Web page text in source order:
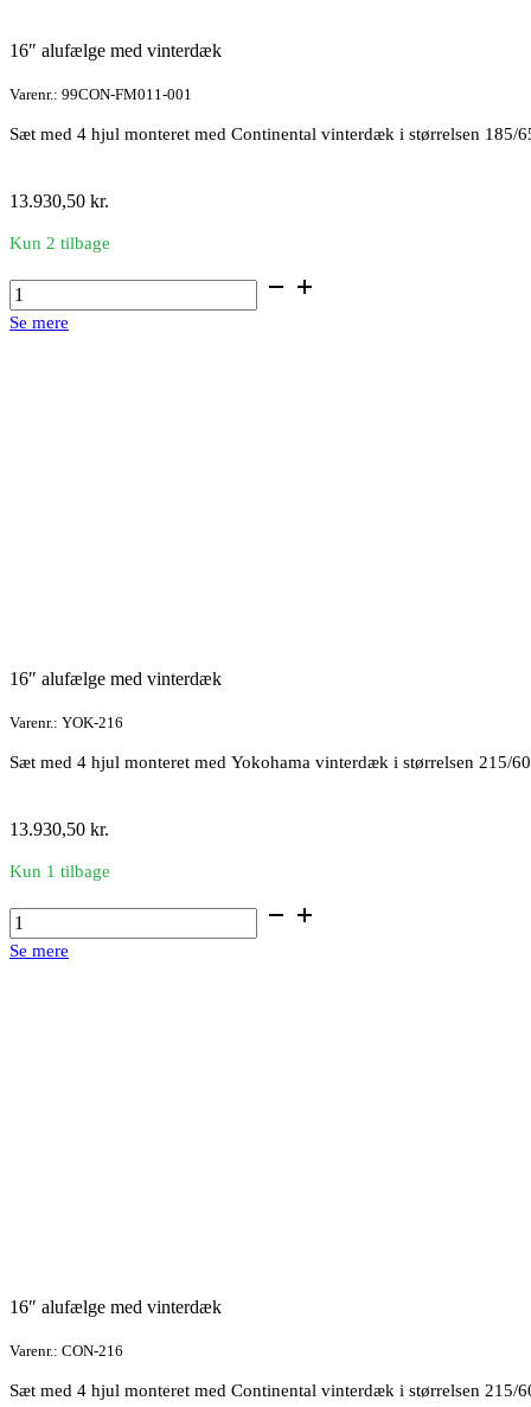
16″ alufælge med vinterdæk
Varenr.: 99CON-FM011-001
Sæt med 4 hjul monteret med Continental vinterdæk i størrelsen 185/
13.930,50 kr.
Kun 2 tilbage
16"
alufælge
med
Se mere
16″ alufælge med vinterdæk
Varenr.: YOK-216
Sæt med 4 hjul monteret med Yokohama vinterdæk i størrelsen 215/
13.930,50 kr.
Kun 1 tilbage
16"
alufælge
med
Se mere
16″ alufælge med vinterdæk
Varenr.: CON-216
Sæt med 4 hjul monteret med Continental vinterdæk i størrelsen 215/